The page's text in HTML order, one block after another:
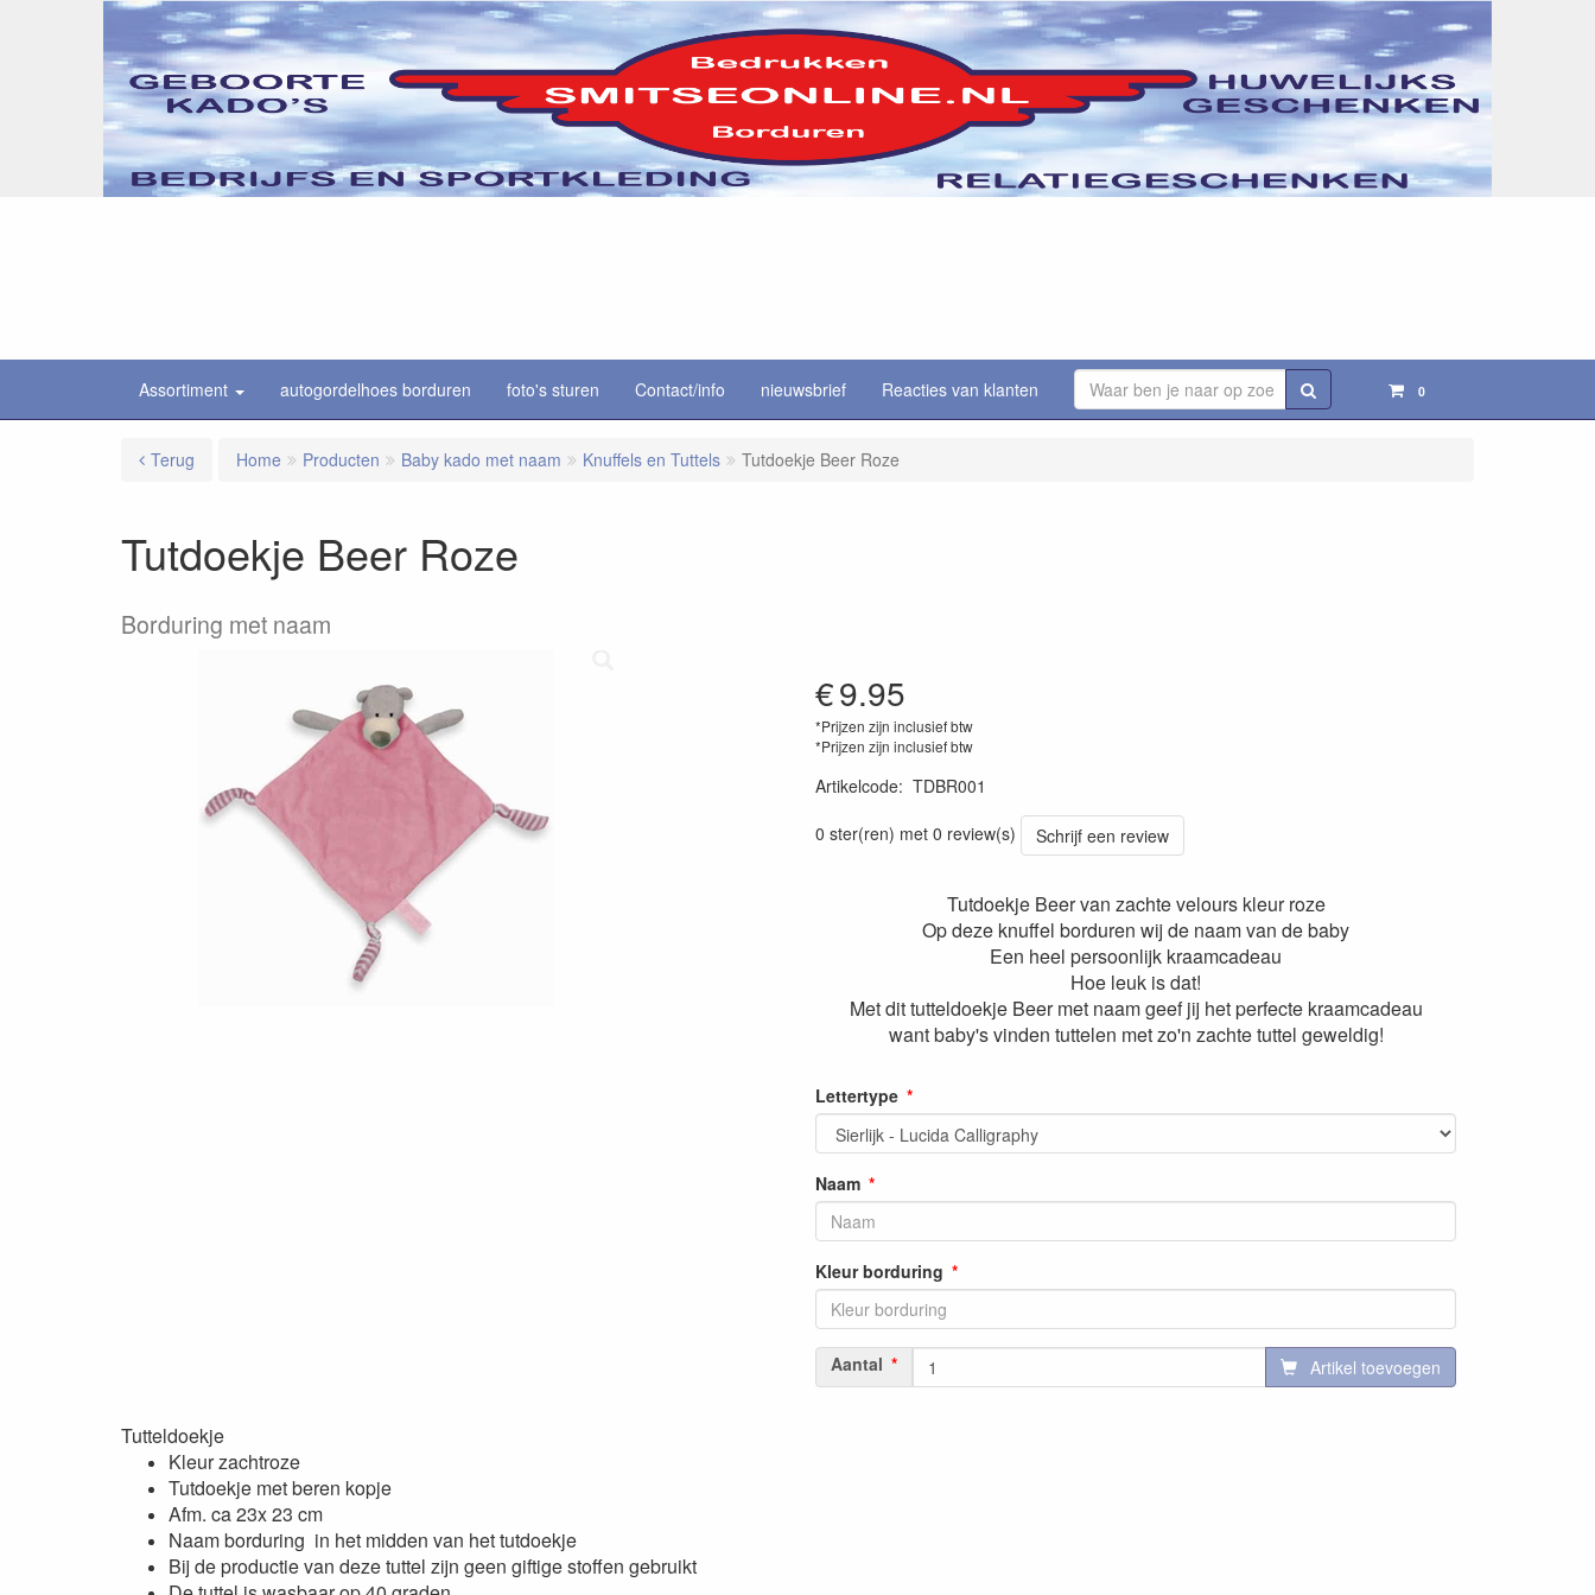
Assortiment autogordelhoes borduren foto's sturen Contact/info nieuwsbrief Reacties van klanten 0
Terug Home Producten Baby kado met naam Knuffels en Tuttels Tutdoekje Beer Roze
Tutdoekje Beer Roze
Borduring met naam
€9.95
*Prijzen zijn inclusief btw
*Prijzen zijn inclusief btw
Artikelcode: TDBR001
0 ster(ren) met 0 review(s)
Schrijf een review
Tutdoekje Beer van zachte velours kleur roze
Op deze knuffel borduren wij de naam van de baby
Een heel persoonlijk kraamcadeau
Hoe leuk is dat!
Met dit tutteldoekje Beer met naam geef jij het perfecte kraamcadeau
want baby's vinden tuttelen met zo'n zachte tuttel geweldig!
Lettertype
Naam
Kleur borduring
Aantal Artikel toevoegen
Tutteldoekje
Kleur zachtroze
Tutdoekje met beren kopje
Afm. ca 23x 23 cm
Naam borduring in het midden van het tutdoekje
Bij de productie van deze tuttel zijn geen giftige stoffen gebruikt